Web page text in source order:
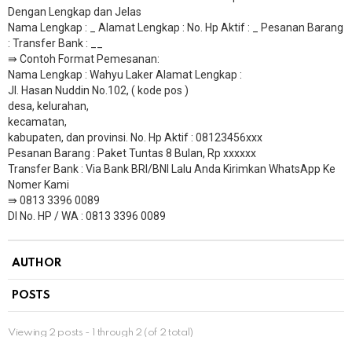
Dengan Lengkap dan Jelas
Nama Lengkap : _ Alamat Lengkap : No. Hp Aktif : _ Pesanan Barang
: Transfer Bank : __
​⇛ Contoh Format Pemesanan:
Nama Lengkap : Wahyu Laker Alamat Lengkap :
Jl. Hasan Nuddin No.102, ( kode pos )
desa, kelurahan,
kecamatan,
kabupaten, dan provinsi. No. Hp Aktif : 08123456xxx
Pesanan Barang : Paket Tuntas 8 Bulan, Rp xxxxxx
​Transfer Bank : Via Bank BRI/BNI Lalu Anda Kirimkan WhatsApp Ke
Nomer Kami
⇛ 0813 3396 0089
DI No. HP / WA : 0813 3396 0089
AUTHOR
POSTS
Viewing 2 posts - 1 through 2 (of 2 total)